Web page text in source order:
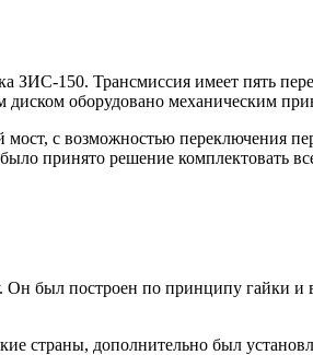
ЗИС-150. Трансмиссия имеет пять
диском оборудовано механическим
мост, с возможностью переключения
принято решение
был построен по принципу гайки и
страны, дополнительно был